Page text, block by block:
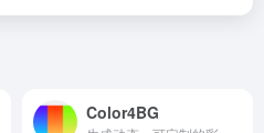
Color4BG